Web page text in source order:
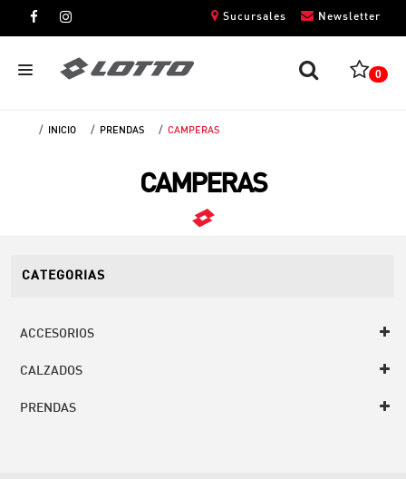
Newsletter
Sucursales
0
INICIO PRENDAS CAMPERAS
CAMPERAS
CATEGORIAS
ACCESORIOS
CALZADOS
PRENDAS